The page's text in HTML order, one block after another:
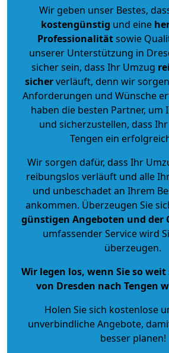
Wir geben unser Bestes,
kostengünstig und eine
Professionalitätsowie
unserer Unterstützung in
sicher sein, dass Ihr Umzug
sicherverläuft, denn wir
Anforderungen und Wünsche
haben die besten Partner, um
und sicherzustellen, dass
Tengen ein
Wir sorgen dafür, dass Ihr
reibungslos verläuft und alle
und unbeschadet an Ihrem
ankommen. Überzeugen Sie
günstigen Angeboten und der
umfassender Service wird
überzeugen.
Wir legen los, wenn Sie so
von Dresden nach Tengen
Holen Sie sich kostenlose
unverbindliche Angebote,
besser planen!